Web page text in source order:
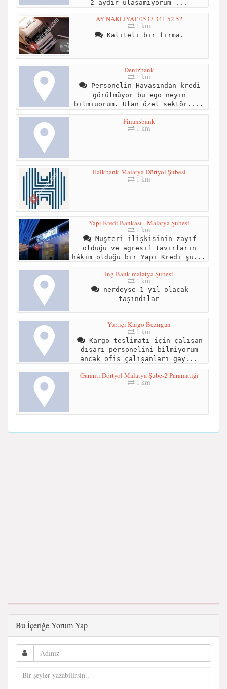
2 aydır ulaşamıyorum ...
AY NAKLİYAT 0537 341 52 52
1 km
Kaliteli bir firma.
Denizbank
1 km
Personelin Havasından kredi
görülmüyor bu ego neyin
bilmiuorum. Ulan özel sektör....
Finansbank
1 km
Halkbank Malatya Dörtyol Şubesi
1 km
Yapı Kredi Bankası - Malatya Şubesi
1 km
Müşteri ilişkisinin zayıf
olduğu ve agresif tavırların
hâkim olduğu bir Yapı Kredi şu...
Ing Bank-malatya Şubesi
1 km
nerdeyse 1 yıl olacak
taşındılar
Yurtiçi Kargo Bezirgan
1 km
Kargo teslimatı için çalışan
dışarı personelini bilmiyorum
ancak ofis çalışanları gay...
Garanti Dörtyol Malatya Şube-2 Paramatiği
1 km
Bu İçeriğe Yorum Yap